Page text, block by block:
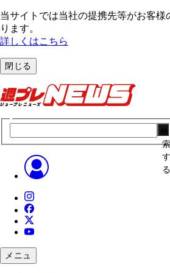
当サイトでは当社の提携先等がお客
ります。
詳しくはこちら
閉じる
す
る
メニュ